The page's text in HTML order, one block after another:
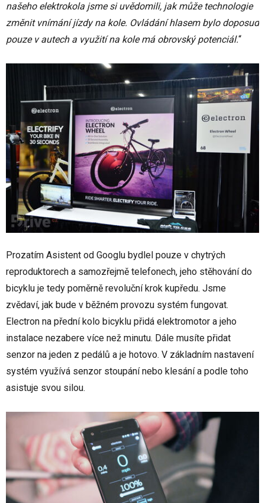
našeho elektrokola jsme si uvědomili, jak může technologie
změnit vnímání jízdy na kole. Ovládání hlasem bylo doposud
pouze v autech a využití na kole má obrovský potenciál.“
Prozatím Asistent od Googlu bydlel pouze v chytrých
reproduktorech a samozřejmě telefonech, jeho stěhování do
bicyklu je tedy poměrně revoluční krok kupředu. Jsme
zvědaví, jak bude v běžném provozu systém fungovat.
Electron na přední kolo bicyklu přidá elektromotor a jeho
instalace nezabere více než minutu. Dále musíte přidat
senzor na jeden z pedálů a je hotovo. V základním nastavení
systém využívá senzor stoupání nebo klesání a podle toho
asistuje svou silou.